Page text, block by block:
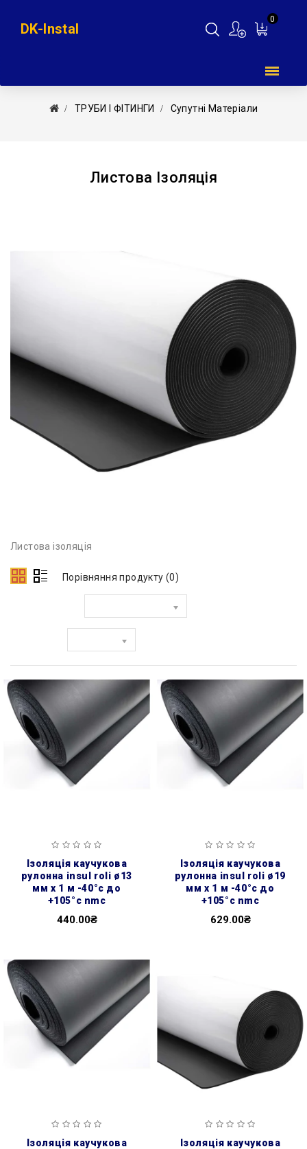
0
DK-Instal
ТРУБИ І ФІТИНГИ Супутні Матеріали
Листова Ізоляція
Листова ізоляція
Порівняння продукту (0)
рулонна insul roli ø13
мм х 1 м -40°с до
+105°с nmc
440.00₴
рулонна insul roli ø19
мм х 1 м -40°с до
+105°с nmc
629.00₴